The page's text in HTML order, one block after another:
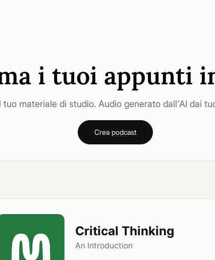
i tuoi appunti
tuo materiale di studio. Audio generato dall'AI dai
Crea podcast